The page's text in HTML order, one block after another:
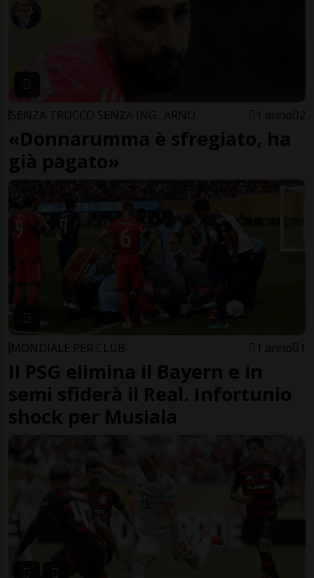
SENZA TRUCCO SENZA ING…ARNO 1 anno 2
«Donnarumma è sfregiato, ha
già pagato»
MONDIALE PER CLUB 1 anno 1
Il PSG elimina il Bayern e in
semi sfiderà il Real. Infortunio
shock per Musiala